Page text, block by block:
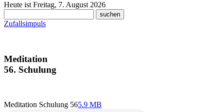
Heute ist Freitag, 7. August 2026
Zufallsimpuls
Meditation
56. Schulung
Meditation Schulung 565.9 MB